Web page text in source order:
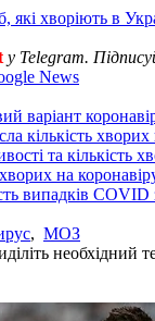
які хворіють в
у Telegram.
News
варіант
кількість
та кількість
на
випадків
, МОЗ
необхідний